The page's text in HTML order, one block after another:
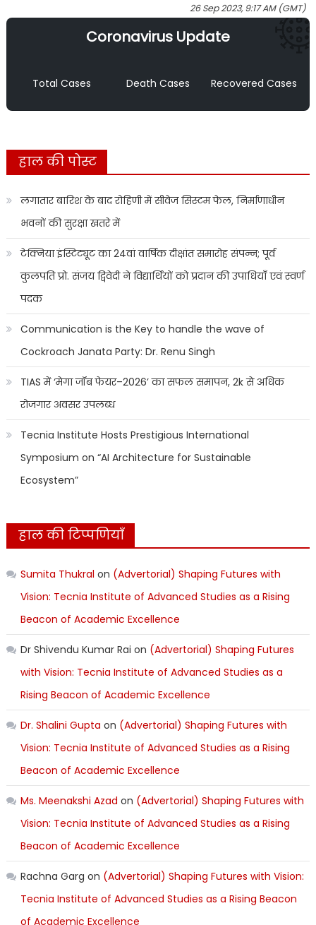
26 Sep 2023, 9:17 AM (GMT)
Coronavirus Update
Total Cases Death Cases Recovered Cases
हाल की पोस्ट
लगातार बारिश के बाद रोहिणी में सीवेज सिस्टम फेल, निर्माणाधीन
भवनों की सुरक्षा खतरे में
टेक्निया इंस्टिट्यूट का 24वां वार्षिक दीक्षांत समारोह संपन्न; पूर्व
कुलपति प्रो. संजय द्विवेदी ने विद्यार्थियों को प्रदान की उपाधियाँ एवं स्वर्ण
पदक
Communication is the Key to handle the wave of
Cockroach Janata Party: Dr. Renu Singh
TIAS में ‘मेगा जॉब फेयर–2026’ का सफल समापन, 2k से अधिक
रोजगार अवसर उपलब्ध
Tecnia Institute Hosts Prestigious International
Symposium on “AI Architecture for Sustainable
Ecosystem”
हाल की टिप्पणियाँ
Sumita Thukral on (Advertorial) Shaping Futures with
Vision: Tecnia Institute of Advanced Studies as a Rising
Beacon of Academic Excellence
Dr Shivendu Kumar Rai on (Advertorial) Shaping Futures
with Vision: Tecnia Institute of Advanced Studies as a
Rising Beacon of Academic Excellence
Dr. Shalini Gupta on (Advertorial) Shaping Futures with
Vision: Tecnia Institute of Advanced Studies as a Rising
Beacon of Academic Excellence
Ms. Meenakshi Azad on (Advertorial) Shaping Futures with
Vision: Tecnia Institute of Advanced Studies as a Rising
Beacon of Academic Excellence
Rachna Garg on (Advertorial) Shaping Futures with Vision:
Tecnia Institute of Advanced Studies as a Rising Beacon
of Academic Excellence